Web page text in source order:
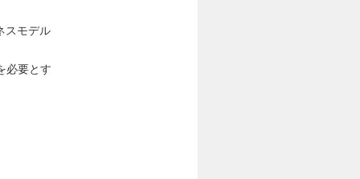
スモデル
必要とす